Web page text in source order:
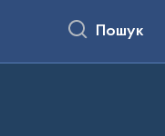
Пошук